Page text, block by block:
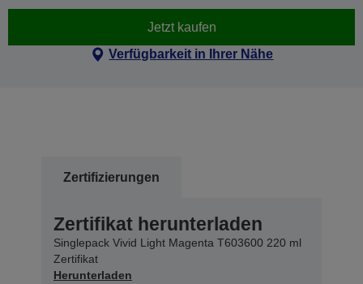
Jetzt kaufen
Verfügbarkeit in Ihrer Nähe
Zertifizierungen
Zertifikat herunterladen
Singlepack Vivid Light Magenta T603600 220 ml
Zertifikat
Herunterladen